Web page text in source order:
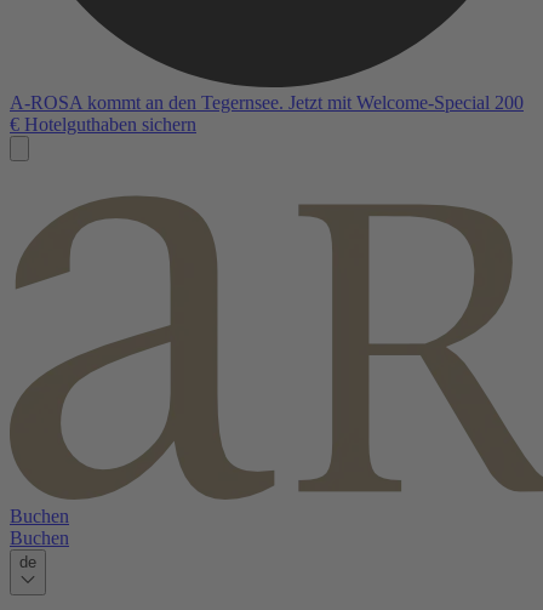
A-ROSA kommt an den Tegernsee. Jetzt mit Welcome-Special 200
€ Hotelguthaben sichern
Buchen
Buchen
de